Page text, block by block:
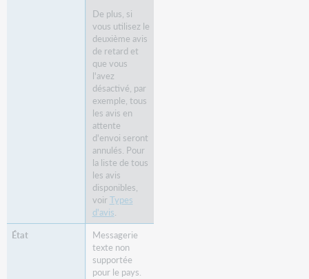
De plus, si
vous utilisez le
deuxième avis
de retard et
que vous
l'avez
désactivé, par
exemple, tous
les avis en
attente
d'envoi seront
annulés. Pour
la liste de tous
les avis
disponibles,
voirTypes
d'avis.
Messagerie
texte non
supportée
pour le pays.